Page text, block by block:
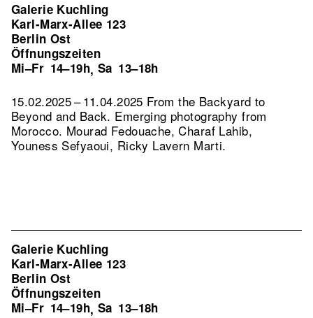
Galerie Kuchling
Karl-Marx-Allee 123
Berlin Ost
Öffnungszeiten
Mi–Fr 14–19h, Sa 13–18h
15.02.2025 – 11.04.2025 From the Backyard to
Beyond and Back. Emerging photography from
Morocco. Mourad Fedouache, Charaf Lahib,
Youness Sefyaoui, Ricky Lavern Marti.
Galerie Kuchling
Karl-Marx-Allee 123
Berlin Ost
Öffnungszeiten
Mi–Fr 14–19h, Sa 13–18h